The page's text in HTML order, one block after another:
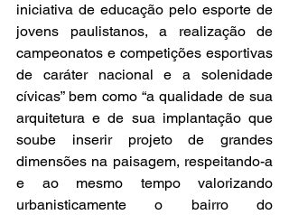
iniciativa de educação pelo esporte de
jovens paulistanos, a realização de
campeonatos e competições esportivas
de caráter nacional e a solenidade
cívicas” bem como “a qualidade de sua
arquitetura e de sua implantação que
soube inserir projeto de grandes
dimensões na paisagem, respeitando-a
e ao mesmo tempo valorizando
urbanisticamente o bairro do